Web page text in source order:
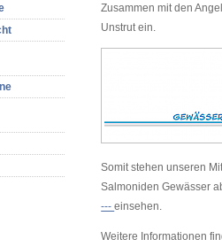
Zusammen mit den
Unstrut ein.
Somit stehen unseren
Salmoniden Gewässer
---einsehen.
Weitere Informationen